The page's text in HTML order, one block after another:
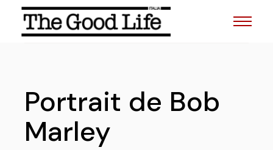
Portrait de Bob
Marley